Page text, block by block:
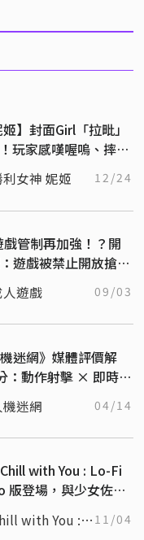
姬】封面Girl「拉毗」
玩家感嘆喔嗚、摔手
了
利女神 妮姬 12/24
管制再加強！？開
遊戲被禁止開放搶先
人遊戲 09/03
迷網》媒體評價解
：動作射擊 × 即時解
機迷網 04/14
with You : Lo-Fi
版登場，與少女佐奈
with You :
11/04